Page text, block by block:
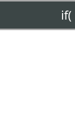
if(